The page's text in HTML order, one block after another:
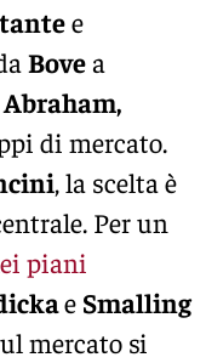
e
Bovea
Abraham,
di mercato.
, la scelta è
Per un
piani
e Smalling
mercato si